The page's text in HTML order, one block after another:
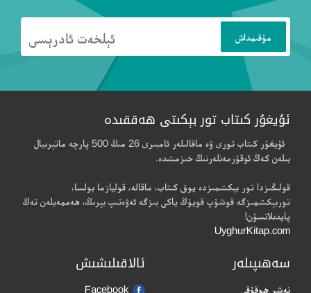
ئۇيغۇر كىتاب تور بېكىتى ھەققىدە
ئۇيغۇر كىتاب تورى ۋە ماقالىلەر ئامبىرى 26 مىڭ 500 پارچە ماتېرىيال
بىلەن كەڭ ئوقۇرمەنلەرنىڭ خىزمىتىدە.
قولىڭىزدا تور بېكىتىمىزدە يوق كىتاب، ماقالە، قوليازما بولسا،
توربېكىتىمىزگە قوشۇپ قويۇڭ ياكى بىزگە ئەۋەتىپ بېرىڭ، ھەممەيلەن تەڭ
پايدىلانسۇن!
UyghurKitap.com
سەھىپىلەر
نەشر ھوقۇقى
ئالاقىلىشىش
Facebook